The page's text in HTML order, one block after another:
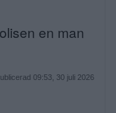
en man
09:53, 30 juli 2026